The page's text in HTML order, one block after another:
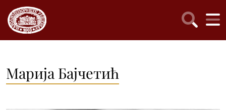
Марија Бајчетић